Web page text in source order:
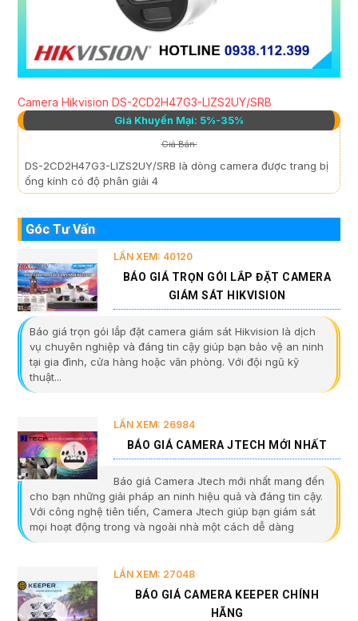
Camera Hikvision DS-2CD2H47G3-LIZS2UY/SRB
Giá Khuyến Mại: 5%-35%
Giá Bán:
DS-2CD2H47G3-LIZS2UY/SRB là dòng camera được trang bị
ống kính có độ phân giải 4
Góc Tư Vấn
LẦN XEM: 40120
BÁO GIÁ TRỌN GÓI LẮP ĐẶT CAMERA
GIÁM SÁT HIKVISION
Báo giá trọn gói lắp đặt camera giám sát Hikvision là dịch
vụ chuyên nghiệp và đáng tin cậy giúp bạn bảo vệ an ninh
tại gia đình, cửa hàng hoặc văn phòng. Với đội ngũ kỹ
thuật...
LẦN XEM: 26984
BÁO GIÁ CAMERA JTECH MỚI NHẤT
Báo giá Camera Jtech mới nhất mang đến
cho bạn những giải pháp an ninh hiệu quả và đáng tin cậy.
Với công nghệ tiên tiến, Camera Jtech giúp bạn giám sát
mọi hoạt động trong và ngoài nhà một cách dễ dàng
LẦN XEM: 27048
BÁO GIÁ CAMERA KEEPER CHÍNH
HÃNG